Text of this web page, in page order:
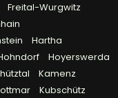
Freital-Wurgwitz
Hartha
Hoyerswerda
Kamenz
Kubschütz